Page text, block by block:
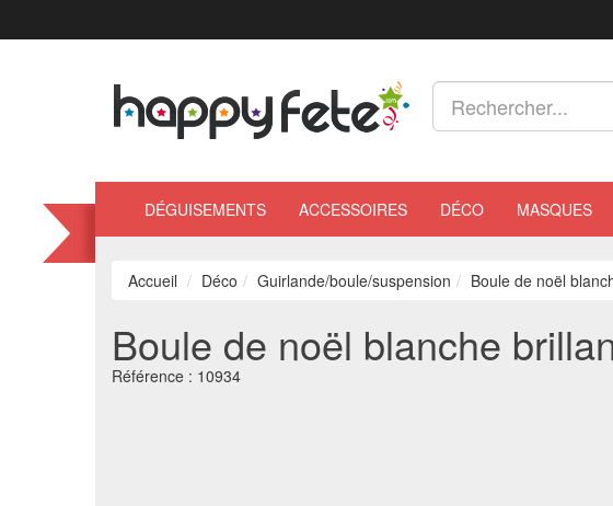
DÉGUISEMENTS ACCESSOIRES DÉCO MASQUES
Accueil Déco Guirlande/boule/suspension Boule de noël
Boule de noël blanche
Référence : 10934